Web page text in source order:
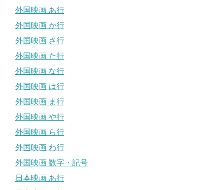
外国映画 あ行
外国映画 か行
外国映画 さ行
外国映画 た行
外国映画 な行
外国映画 は行
外国映画 ま行
外国映画 や行
外国映画 ら行
外国映画 わ行
外国映画 数字・記号
日本映画 あ行